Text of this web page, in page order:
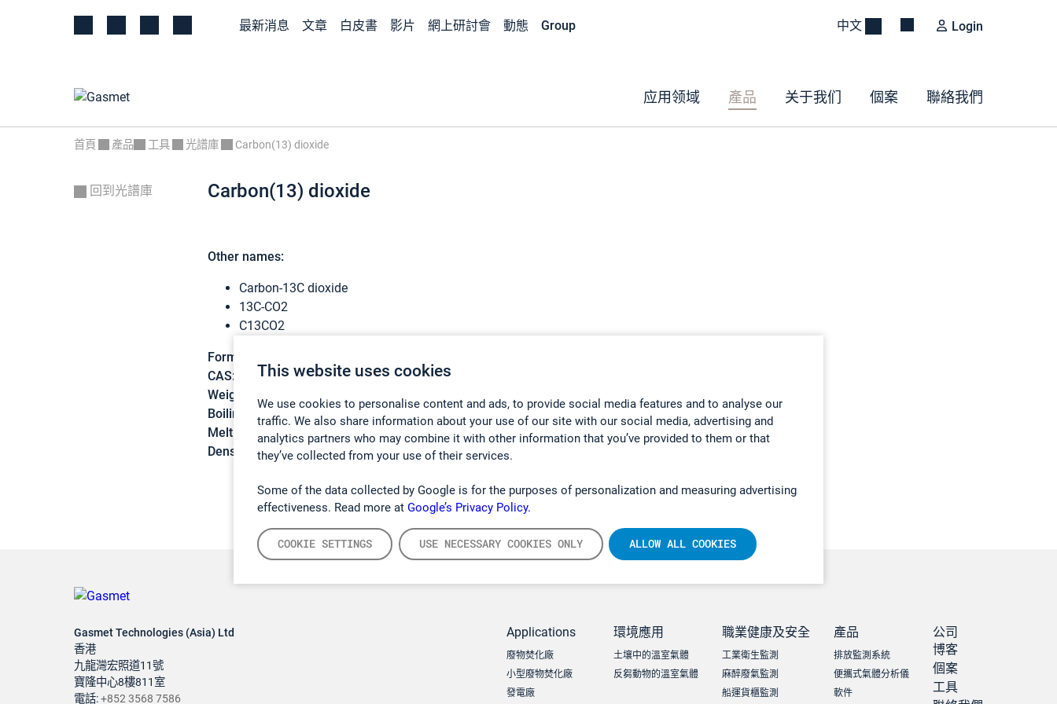
This website uses cookies
We use cookies to personalise content and ads, to provide social media features and to analyse our
traffic. We also share information about your use of our site with our social media, advertising and
analytics partners who may combine it with other information that you’ve provided to them or that
they’ve collected from your use of their services.
Some of the data collected by Google is for the purposes of personalization and measuring advertising
effectiveness. Read more at Google’s Privacy Policy.
COOKIE SETTINGS USE NECESSARY COOKIES ONLY ALLOW ALL COOKIES
最新消息 文章 白皮書 影片 網上研討會 動態 Group 中文 Login
应用领域 產品 关于我们 個案 聯絡我們
首頁 產品 工具 光譜庫 Carbon(13) dioxide
回到光譜庫 Carbon(13) dioxide
Other names:
Carbon-13C dioxide
13C-CO2
C13CO2
Formula:
CAS:
1111-72-4
Weight:
Boiling point: unknown
Melting point:-78 (sublimation)
Density:
N/A
Gasmet Technologies (Asia) Ltd
香港
九龍灣宏照道11號
寶隆中心8樓811室
電話:+852 3568 7586
Applications
廢物焚化廠
小型廢物焚化廠
發電廠
環境應用
土壤中的溫室氣體
反芻動物的溫室氣體
職業健康及安全
工業衛生監測
麻醉廢氣監測
船運貨櫃監測
產品
排放監測系統
便攜式氣體分析儀
軟件
公司
博客
個案
工具